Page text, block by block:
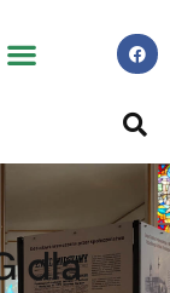
dla